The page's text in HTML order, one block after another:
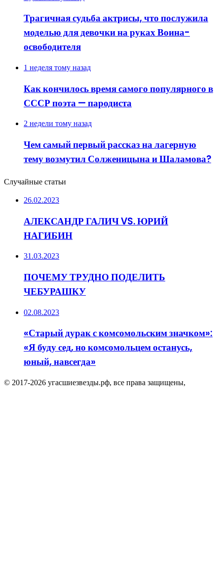
Трагичная судьба актрисы, что послужила
моделью для девочки на руках Воина-
освободителя
1 неделя тому назад
Как кончилось время самого популярного в
СССР поэта — пародиста
2 недели тому назад
Чем самый первый рассказ на лагерную
тему возмутил Солженицына и Шаламова?
Случайные статьи
26.02.2023
АЛЕКСАНДР ГАЛИЧ VS. ЮРИЙ
НАГИБИН
31.03.2023
ПОЧЕМУ ТРУДНО ПОДЕЛИТЬ
ЧЕБУРАШКУ
02.08.2023
«Старый дурак с комсомольским значком»:
«Я буду сед, но комсомольцем останусь,
юный, навсегда»
© 2017-2026 угасшиезвезды.рф, все права защищены,